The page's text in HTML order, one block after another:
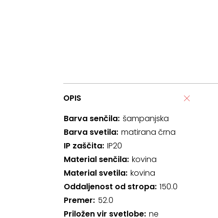
OPIS
Barva senčila šampanjska
Barva svetila matirana črna
IP zaščita IP20
Material senčila kovina
Material svetila kovina
Oddaljenost od stropa 150.0
Premer 52.0
Priložen vir svetlobe ne